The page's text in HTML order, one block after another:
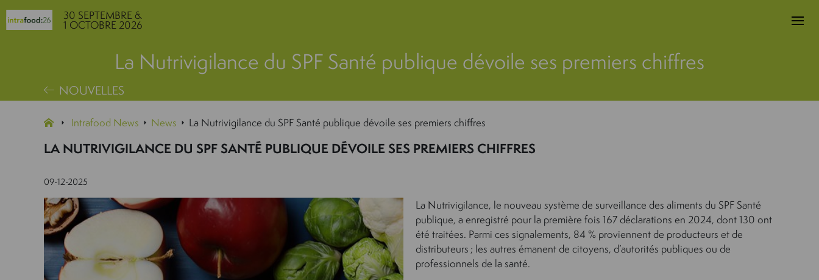
30 SEPTEMBRE &
1 OCTOBRE 2026
La Nutrivigilance du SPF Santé publique dévoile ses premiers chiffres
NOUVELLES
Intrafood News News La Nutrivigilance du SPF Santé publique dévoile ses premiers chiffres
LA NUTRIVIGILANCE DU SPF SANTÉ PUBLIQUE DÉVOILE SES PREMIERS CHIFFRES
09-12-2025
La Nutrivigilance, le nouveau système de surveillance des aliments du SPF Santé
publique, a enregistré pour la première fois 167 déclarations en 2024, dont 130 ont
été traitées. Parmi ces signalements, 84 % proviennent de producteurs et de
distributeurs ; les autres émanent de citoyens, d’autorités publiques ou de
professionnels de la santé.